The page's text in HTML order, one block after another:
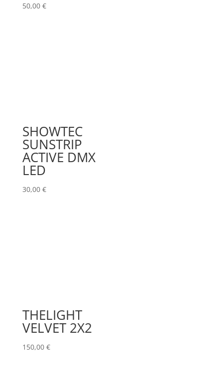
50,00 €
SHOWTEC
SUNSTRIP
ACTIVE DMX
LED
30,00 €
THELIGHT
VELVET 2X2
150,00 €